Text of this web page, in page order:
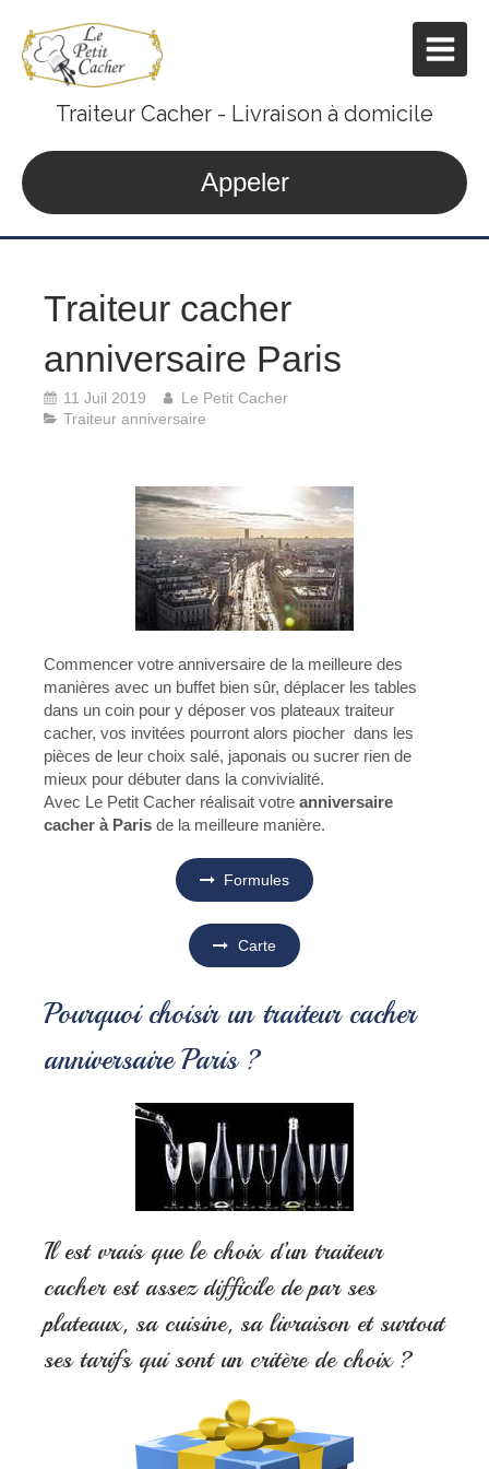
Traiteur Cacher - Livraison à domicile
Appeler
Traiteur cacher
anniversaire Paris
11 Juil 2019
Le Petit Cacher
Traiteur anniversaire
Commencer votre anniversaire de la meilleure des
manières avec un buffet bien sûr, déplacer les tables
dans un coin pour y déposer vos plateaux traiteur
cacher, vos invitées pourront alors piocher dans les
pièces de leur choix salé, japonais ou sucrer rien de
mieux pour débuter dans la convivialité.
Avec Le Petit Cacher réalisait votre anniversaire
cacher à Paris de la meilleure manière.
Formules
Carte
Pourquoi choisir un traiteur cacher
anniversaire Paris ?
Il est vrais que le choix d’un traiteur
cacher est assez difficile de par ses
plateaux, sa cuisine, sa livraison et surtout
ses tarifs qui sont un critère de choix ?